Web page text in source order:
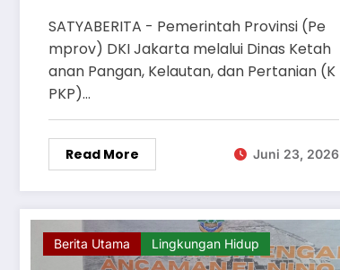
SATYABERITA - Pemerintah Provinsi (Pe
mprov) DKI Jakarta melalui Dinas Ketah
anan Pangan, Kelautan, dan Pertanian (K
PKP)…
Read More Juni 23, 2026
Berita Utama Lingkungan Hidup